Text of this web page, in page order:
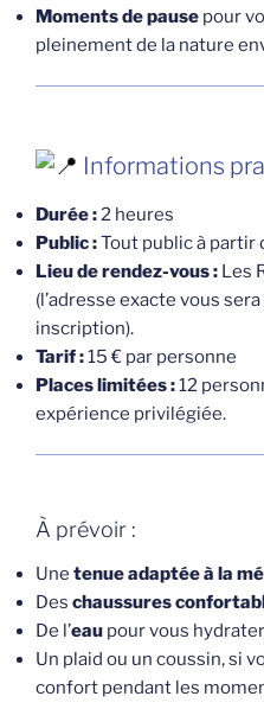
Moments de pause pour
pleinement de la nature
Informations
Durée : 2 heures
Public :Tout public à partir
Lieu de rendez-vous : Les
(l’adresse exacte vous
inscription).
Tarif :15 € par personne
Places limitées :12
expérience privilégiée.
À prévoir :
Une tenue adaptée à la
Des chaussures
De l’eau pour vous
Un plaid ou un coussin, si
confort pendant les